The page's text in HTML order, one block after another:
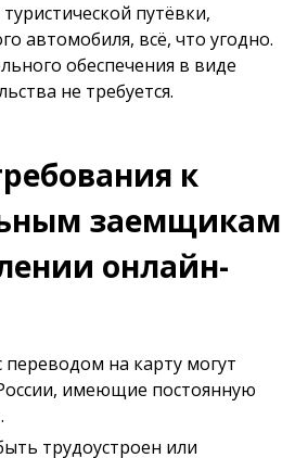
путёвки,
автомобиля, всё, что угодно.
обеспечения в виде
не требуется.
к
заемщикам
онлайн-
переводом на карту могут
имеющие постоянную
трудоустроен или